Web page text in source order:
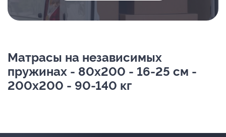
Матрасы на независимых
пружинах - 80х200 - 16-25 см -
200х200 - 90-140 кг